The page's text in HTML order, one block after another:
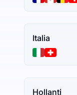
Italia
Hollanti